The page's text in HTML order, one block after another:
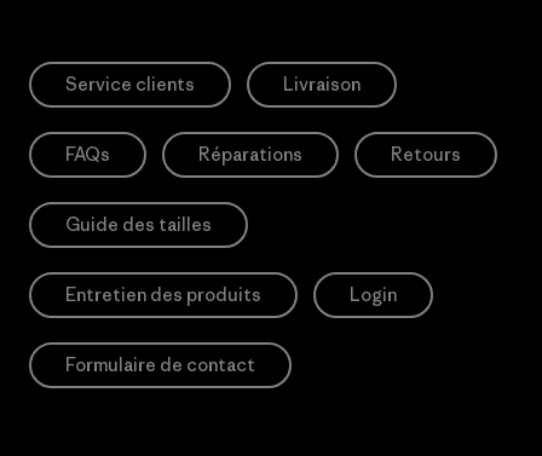
Service clients Livraison
FAQs Réparations Retours
Guide des tailles
Entretien des produits Login
Formulaire de contact